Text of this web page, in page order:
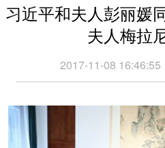
习近平和夫人彭丽媛
夫人梅拉
2017-11-08 16:46:55